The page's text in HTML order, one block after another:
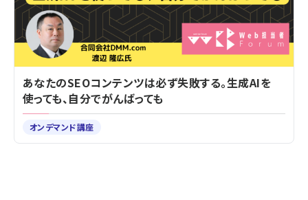
あなたのSEOコンテンツは必ず失敗する。生成AIを
使っても、自分でがんばっても
オンデマンド講座